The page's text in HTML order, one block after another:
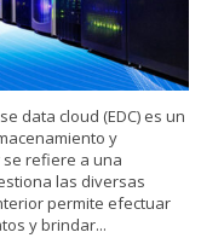
data cloud (EDC) es un
y
refiere a una
las diversas
permite efectuar
y brindar...